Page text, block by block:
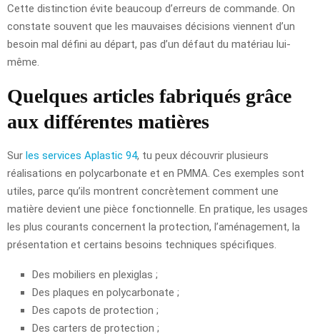
Cette distinction évite beaucoup d’erreurs de commande. On
constate souvent que les mauvaises décisions viennent d’un
besoin mal défini au départ, pas d’un défaut du matériau lui-
même.
Quelques articles fabriqués grâce
aux différentes matières
Sur les services Aplastic 94, tu peux découvrir plusieurs
réalisations en polycarbonate et en PMMA. Ces exemples sont
utiles, parce qu’ils montrent concrètement comment une
matière devient une pièce fonctionnelle. En pratique, les usages
les plus courants concernent la protection, l’aménagement, la
présentation et certains besoins techniques spécifiques.
Des mobiliers en plexiglas ;
Des plaques en polycarbonate ;
Des capots de protection ;
Des carters de protection ;